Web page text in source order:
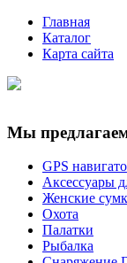
Главная
Каталог
Карта сайта
Мы
GPS
Аксессуары
Женские
Охота
Палатки
Рыбалка